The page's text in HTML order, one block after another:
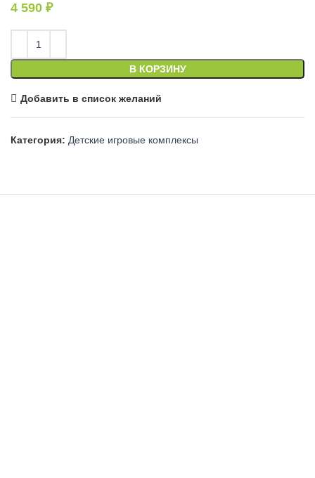
4 590 ₽
В КОРЗИНУ
Добавить в список желаний
Категория: Детские игровые комплексы